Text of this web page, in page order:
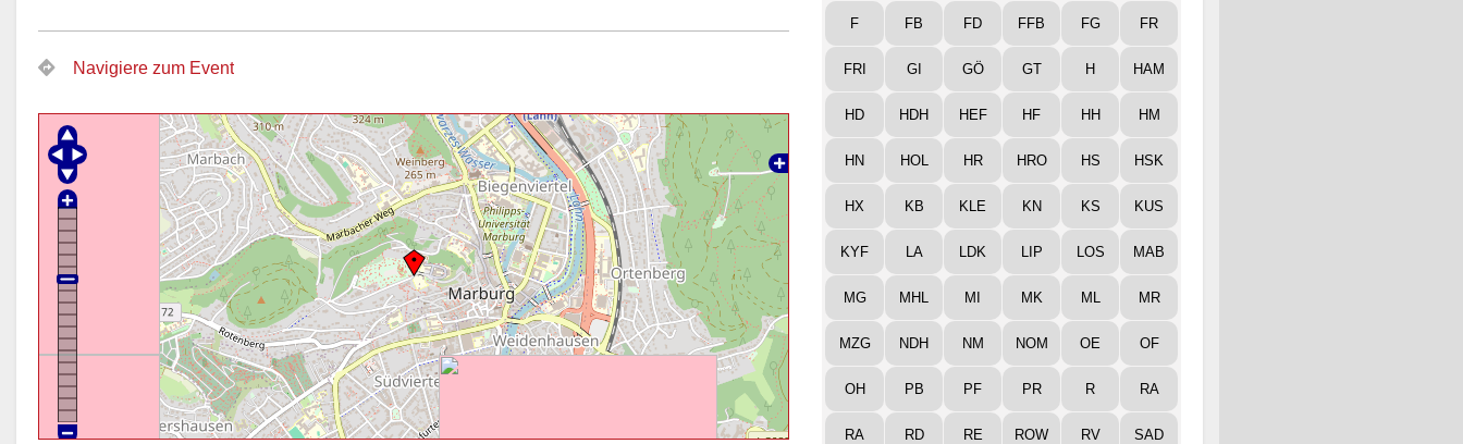
Navigiere zum Event
F FB FD FFB FG FR
FRI GI GÖ GT H HAM
HD HDH HEF HF HH HM
HN HOL HR HRO HS HSK
HX KB KLE KN KS KUS
KYF LA LDK LIP LOS MAB
MG MHL MI MK ML MR
MZG NDH NM NOM OE OF
OH PB PF PR R RA
RA RD RE ROW RV SAD